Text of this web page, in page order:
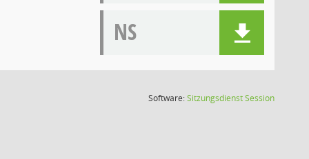
NS
Software:SitzungsdienstSession(Wird in